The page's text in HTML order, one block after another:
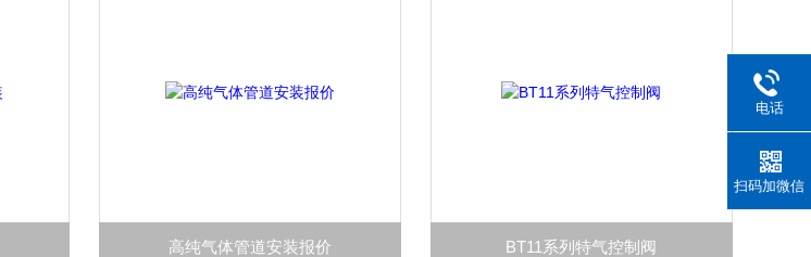
高纯气体管道安装报价 BT11系列特气控制阀
电话
扫码加微信